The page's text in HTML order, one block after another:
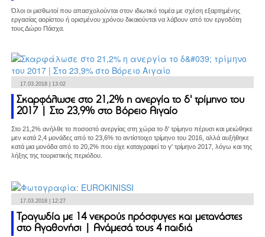
Όλοι οι μισθωτοί που απασχολούνται στον ιδιωτικό τομέα με σχέση εξαρτημένης
εργασίας αορίστου ή ορισμένου χρόνου δικαιούνται να λάβουν από τον εργοδότη
τους Δώρο Πάσχα.
17.03.2018 | 13:02
Σκαρφάλωσε στο 21,2% η ανεργία το δ' τρίμηνο του
2017 | Στο 23,9% στο Βόρειο Αιγαίο
Στο 21,2% ανήλθε το ποσοστό ανεργίας στη χώρα το δ' τρίμηνο πέρυσι και μειώθηκε
μεν κατά 2,4 μονάδες από το 23,6% το αντίστοιχο τρίμηνο του 2016, αλλά αυξήθηκε
κατά μια μονάδα από το 20,2% που είχε καταγραφεί το γ' τρίμηνο 2017, λόγω και της
λήξης της τουριστικής περιόδου.
17.03.2018 | 12:27
Τραγωδία με 14 νεκρούς πρόσφυγες και μετανάστες
στο Αγαθονήσι | Ανάμεσά τους 4 παιδιά